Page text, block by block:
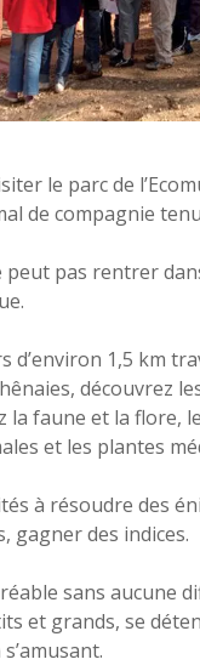
le parc de
de compagnie
pas rentrer
d’environ 1,5 km
découvrez
la faune et la flore,
et les plantes
à résoudre des
gagner des indices.
sans aucune
et grands, se